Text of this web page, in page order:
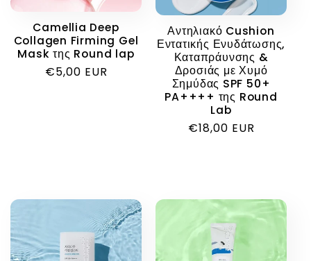
:
Camellia Deep
Collagen Firming Gel
Mask της Round lap
Κανονική
€5,00 EUR
Αντηλιακό Cushion
Εντατικής Ενυδάτωσης,
Καταπράυνσης &
Δροσιάς με Χυμό
Σημύδας SPF 50+
PA++++ της Round
Lab
Κανονική
€18,00 EUR